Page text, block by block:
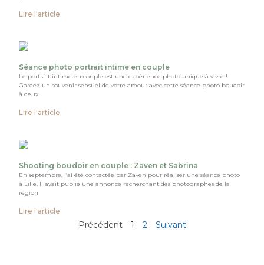
Lire l'article
Séance photo portrait intime en couple
Le portrait intime en couple est une expérience photo unique à vivre !
Gardez un souvenir sensuel de votre amour avec cette séance photo boudoir
à deux.
Lire l'article
Shooting boudoir en couple : Zaven et Sabrina
En septembre, j’ai été contactée par Zaven pour réaliser une séance photo
à Lille. Il avait publié une annonce recherchant des photographes de la
région
Lire l'article
Précédent 1 2 Suivant